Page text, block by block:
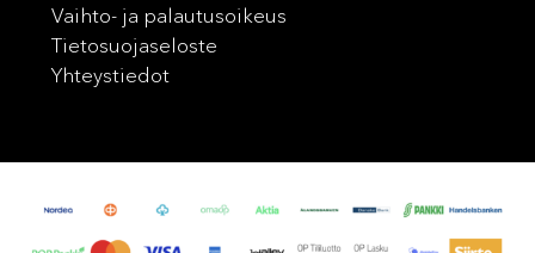
Vaihto- ja palautusoikeus
Tietosuojaseloste
Yhteystiedot